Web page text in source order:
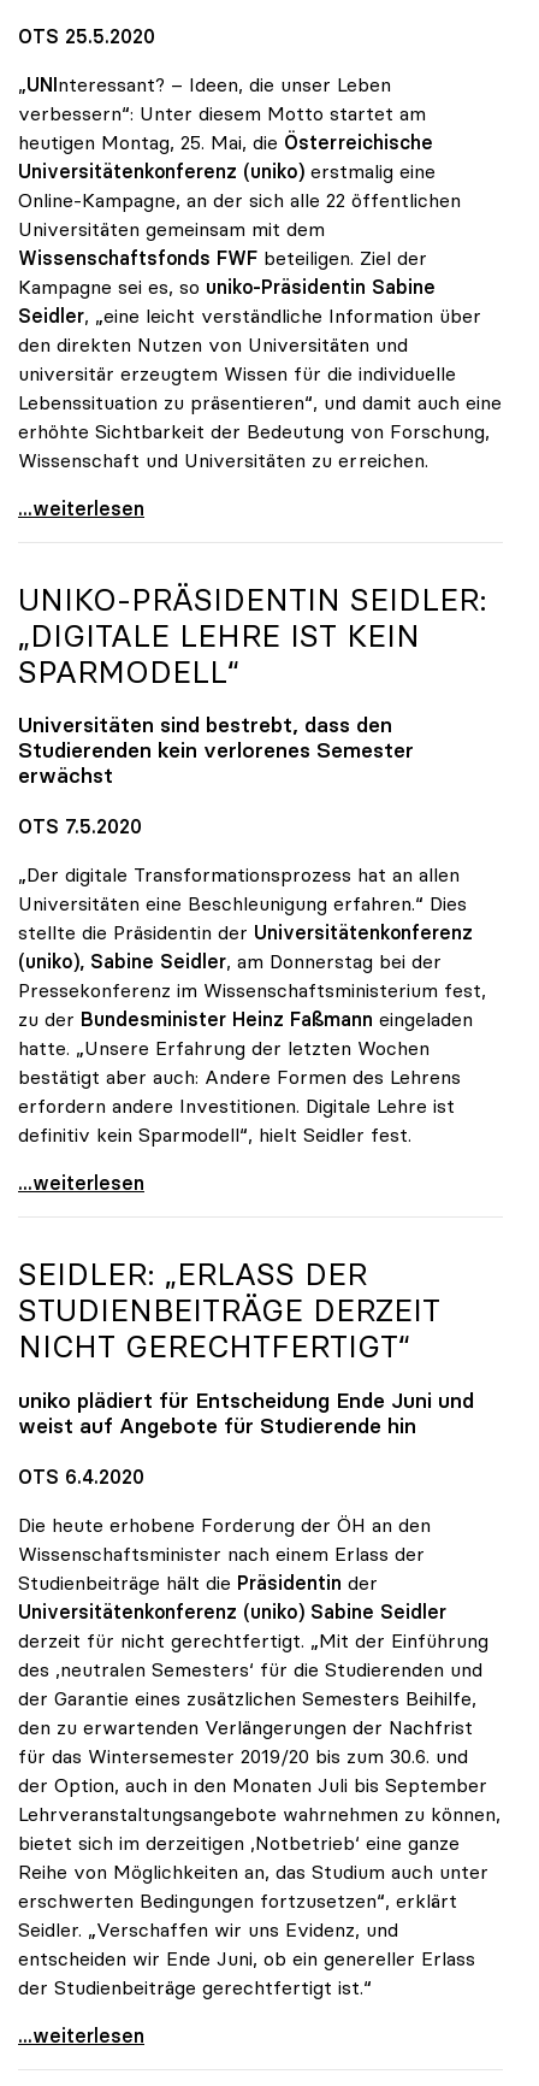
OTS 25.5.2020
„UNInteressant? – Ideen, die unser Leben
verbessern“: Unter diesem Motto startet am
heutigen Montag, 25. Mai, die Österreichische
Universitätenkonferenz (uniko) erstmalig eine
Online-Kampagne, an der sich alle 22 öffentlichen
Universitäten gemeinsam mit dem
Wissenschaftsfonds FWF beteiligen. Ziel der
Kampagne sei es, so uniko-Präsidentin Sabine
Seidler, „eine leicht verständliche Information über
den direkten Nutzen von Universitäten und
universitär erzeugtem Wissen für die individuelle
Lebenssituation zu präsentieren“, und damit auch eine
erhöhte Sichtbarkeit der Bedeutung von Forschung,
Wissenschaft und Universitäten zu erreichen.
Startschuss zur Online-Kampagne von Österreichs
...weiterlesen
UNIKO-PRÄSIDENTIN SEIDLER:
„DIGITALE LEHRE IST KEIN
SPARMODELL“
Universitäten sind bestrebt, dass den
Studierenden kein verlorenes Semester
erwächst
OTS 7.5.2020
„Der digitale Transformationsprozess hat an allen
Universitäten eine Beschleunigung erfahren.“ Dies
stellte die Präsidentin der Universitätenkonferenz
(uniko), Sabine Seidler, am Donnerstag bei der
Pressekonferenz im Wissenschaftsministerium fest,
zu der Bundesminister Heinz Faßmann eingeladen
hatte. „Unsere Erfahrung der letzten Wochen
bestätigt aber auch: Andere Formen des Lehrens
erfordern andere Investitionen. Digitale Lehre ist
definitiv kein Sparmodell“, hielt Seidler fest.
uniko-Präsidentin Seidler: „Digitale Lehre ist
...weiterlesen
SEIDLER: „ERLASS DER
STUDIENBEITRÄGE DERZEIT
NICHT GERECHTFERTIGT“
uniko plädiert für Entscheidung Ende Juni und
weist auf Angebote für Studierende hin
OTS 6.4.2020
Die heute erhobene Forderung der ÖH an den
Wissenschaftsminister nach einem Erlass der
Studienbeiträge hält die Präsidentin der
Universitätenkonferenz (uniko) Sabine Seidler
derzeit für nicht gerechtfertigt. „Mit der Einführung
des ,neutralen Semesters‘ für die Studierenden und
der Garantie eines zusätzlichen Semesters Beihilfe,
den zu erwartenden Verlängerungen der Nachfrist
für das Wintersemester 2019/20 bis zum 30.6. und
der Option, auch in den Monaten Juli bis September
Lehrveranstaltungsangebote wahrnehmen zu können,
bietet sich im derzeitigen ,Notbetrieb‘ eine ganze
Reihe von Möglichkeiten an, das Studium auch unter
erschwerten Bedingungen fortzusetzen“, erklärt
Seidler. „Verschaffen wir uns Evidenz, und
entscheiden wir Ende Juni, ob ein genereller Erlass
der Studienbeiträge gerechtfertigt ist.“
Seidler: „Erlass der Studienbeiträge derzeit nicht
...weiterlesen